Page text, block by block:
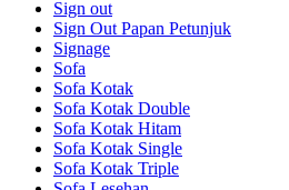
Sign out
Sign Out Papan Petunjuk
Signage
Sofa
Sofa Kotak
Sofa Kotak Double
Sofa Kotak Hitam
Sofa Kotak Single
Sofa Kotak Triple